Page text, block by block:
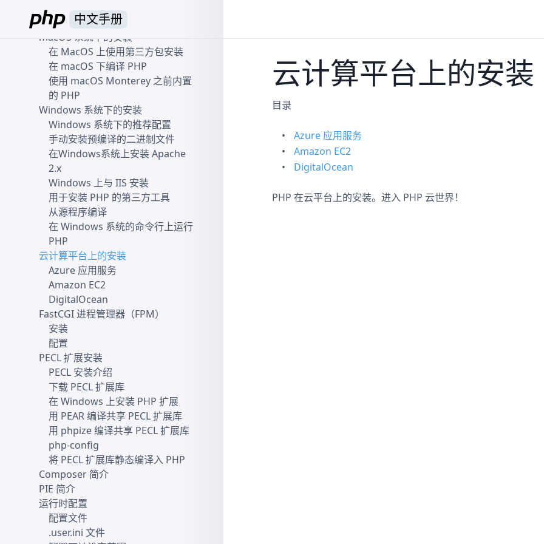
中文手册
云计算平台上的安装
目录
Azure 应用服务
Amazon EC2
DigitalOcean
PHP 在云平台上的安装。进入 PHP 云世界！
针对 Solaris 的安装提示
macOS 系统下的安装
在 MacOS 上使用第三方包安装
在 macOS 下编译 PHP
使用 macOS Monterey 之前内置
的 PHP
Windows 系统下的安装
Windows 系统下的推荐配置
手动安装预编译的二进制文件
在Windows系统上安装 Apache
2.x
Windows 上与 IIS 安装
用于安装 PHP 的第三方工具
从源程序编译
在 Windows 系统的命令行上运行
PHP
云计算平台上的安装
Azure 应用服务
Amazon EC2
DigitalOcean
FastCGI 进程管理器（FPM）
安装
配置
PECL 扩展安装
PECL 安装介绍
下载 PECL 扩展库
在 Windows 上安装 PHP 扩展
用 PEAR 编译共享 PECL 扩展库
用 phpize 编译共享 PECL 扩展库
php-config
将 PECL 扩展库静态编译入 PHP
Composer 简介
PIE 简介
运行时配置
配置文件
.user.ini 文件